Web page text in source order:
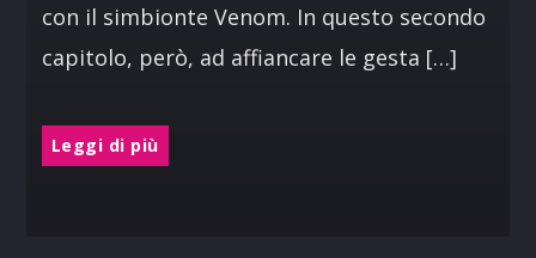
con il simbionte Venom. In questo secondo
capitolo, però, ad affiancare le gesta […]
Leggi di più